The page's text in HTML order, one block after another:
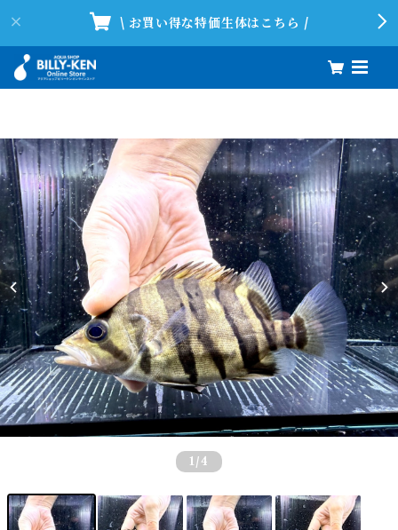
\ お買い得な特価生体はこちら /
1 /4